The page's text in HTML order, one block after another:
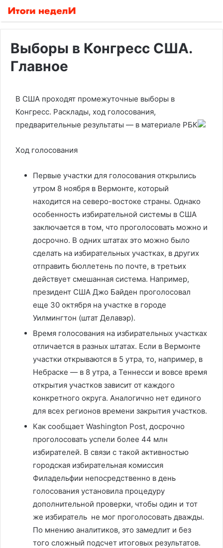
Выборы в Конгресс США.
Главное
В США проходят промежуточные выборы в
Конгресс. Расклады, ход голосования,
предварительные результаты — в материале РБК
Ход голосования
Первые участки для голосования открылись
утром 8 ноября в Вермонте, который
находится на северо-востоке страны. Однако
особенность избирательной системы в США
заключается в том, что проголосовать можно и
досрочно. В одних штатах это можно было
сделать на избирательных участках, в других
отправить бюллетень по почте, в третьих
действует смешанная система. Например,
президент США Джо Байден проголосовал
еще 30 октября на участке в городе
Уилмингтон (штат Делавэр).
Время голосования на избирательных участках
отличается в разных штатах. Если в Вермонте
участки открываются в 5 утра, то, например, в
Небраске — в 8 утра, а Теннесси и вовсе время
открытия участков зависит от каждого
конкретного округа. Аналогично нет единого
для всех регионов времени закрытия участков.
Как сообщает Washington Post, досрочно
проголосовать успели более 44 млн
избирателей. В связи с такой активностью
городская избирательная комиссия
Филадельфии непосредственно в день
голосования установила процедуру
дополнительной проверки, чтобы один и тот
же избиратель не мог проголосовать дважды.
По мнению аналитиков, это замедлит и без
того сложный подсчет итоговых результатов.